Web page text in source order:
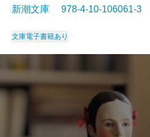
新潮文庫 978-4-10-106061-
文庫電子書籍あり